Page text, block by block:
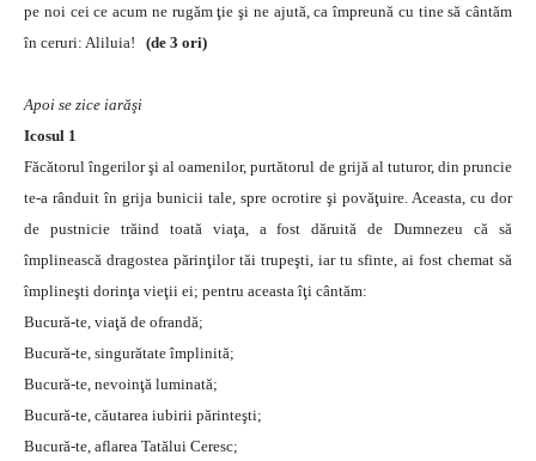
pe noi cei ce acum ne rugăm ţie şi ne ajută, ca împreună cu tine să cântăm
în ceruri: Aliluia! (de 3 ori)
Apoi se zice iarăşi
Icosul 1
Făcătorul îngerilor şi al oamenilor, purtătorul de grijă al tuturor, din pruncie
te-a rânduit în grija bunicii tale, spre ocrotire şi povăţuire. Aceasta, cu dor
de pustnicie trăind toată viaţa, a fost dăruită de Dumnezeu că să
împlinească dragostea părinţilor tăi trupeşti, iar tu sfinte, ai fost chemat să
împlineşti dorinţa vieţii ei; pentru aceasta îţi cântăm:
Bucură-te, viaţă de ofrandă;
Bucură-te, singurătate împlinită;
Bucură-te, nevoinţă luminată;
Bucură-te, căutarea iubirii părinteşti;
Bucură-te, aflarea Tatălui Ceresc;